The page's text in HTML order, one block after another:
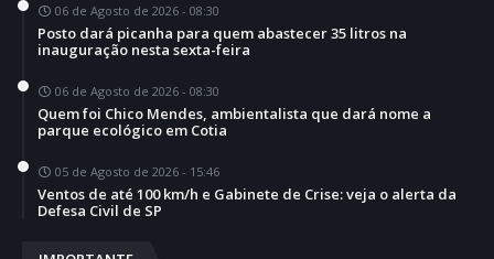
06 de Agosto de 2026 - 08:30
Posto dará picanha para quem abastecer 35 litros na
inauguração nesta sexta-feira
06 de Agosto de 2026 - 08:30
Quem foi Chico Mendes, ambientalista que dará nome a
parque ecológico em Cotia
05 de Agosto de 2026 - 15:46
Ventos de até 100 km/h e Gabinete de Crise: veja o alerta da
Defesa Civil de SP